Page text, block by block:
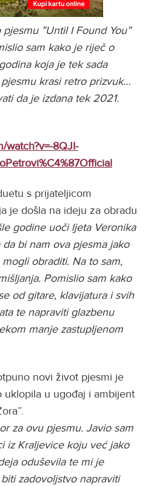
”Until I Found You”
sam kako je riječ o
koja je tek sada
pjesmu krasi retro prizvuk…
da je izdana tek 2021.
watch?v=-8QJI-
s prijateljicom
je došla na ideju za obradu
godine uoči ljeta Veronika
bi nam ova pjesma jako
obraditi. Na to sam,
Pomislio sam kako
od gitare, klavijatura i svih
te napraviti glazbenu
manje zastupljenom
novi život pjesmi je
uklopila u ugođaj i ambijent
za ovu pjesmu. Javio sam
iz Kraljevice koju već jako
oduševila te mi je
zadovoljstvo napraviti